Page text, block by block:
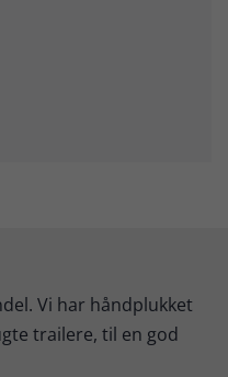
Vi har håndplukket
trailere, til en god